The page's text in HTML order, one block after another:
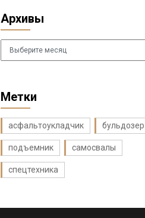
Архивы
Архивы
Метки
асфальтоукладчик бульдозер
подъемник самосвалы
спецтехника